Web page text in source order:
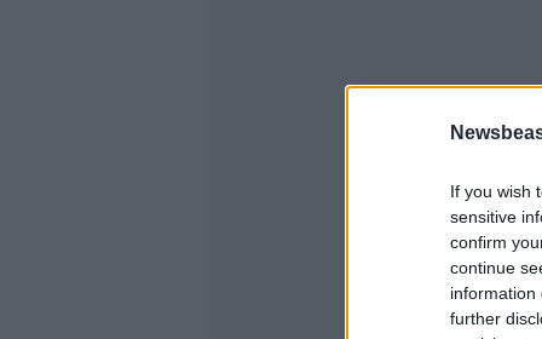
If you wish
sensitive
confirm
continue
information
further